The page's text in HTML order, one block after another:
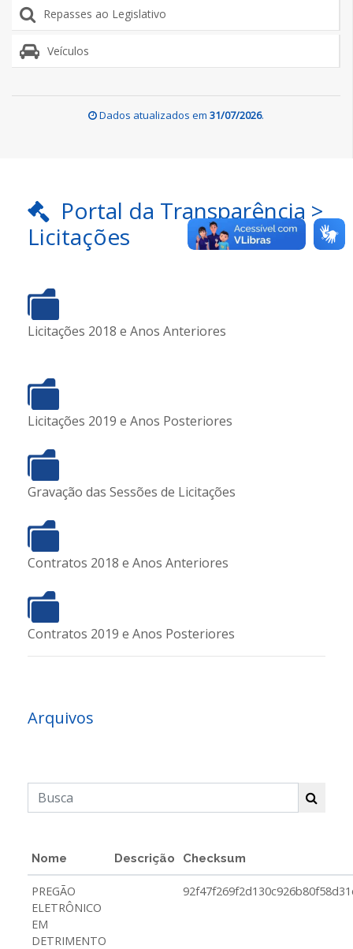
Repasses ao Legislativo
Veículos
Dados atualizados em 31/07/2026.
Portal da Transparência >
Licitações
Licitações 2018 e Anos Anteriores
Licitações 2019 e Anos Posteriores
Gravação das Sessões de Licitações
Contratos 2018 e Anos Anteriores
Contratos 2019 e Anos Posteriores
Arquivos
Nome Descrição Checksum
PREGÃO
ELETRÔNICO
EM
DETRIMENTO